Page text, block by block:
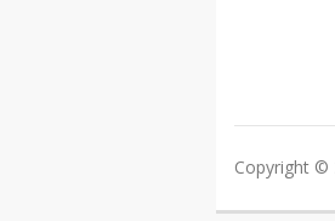
Copyright ©